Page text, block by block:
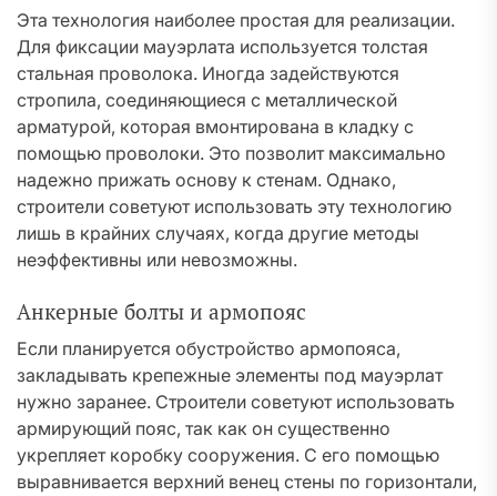
Эта технология наиболее простая для реализации.
Для фиксации мауэрлата используется толстая
стальная проволока. Иногда задействуются
стропила, соединяющиеся с металлической
арматурой, которая вмонтирована в кладку с
помощью проволоки. Это позволит максимально
надежно прижать основу к стенам. Однако,
строители советуют использовать эту технологию
лишь в крайних случаях, когда другие методы
неэффективны или невозможны.
Анкерные болты и армопояс
Если планируется обустройство армопояса,
закладывать крепежные элементы под мауэрлат
нужно заранее. Строители советуют использовать
армирующий пояс, так как он существенно
укрепляет коробку сооружения. С его помощью
выравнивается верхний венец стены по горизонтали,